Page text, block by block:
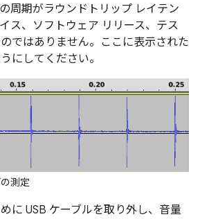
周期がラウンドトリップ レイテン
ス、ソフトウェア リリース、テス
ではありません。ここに表示された
にしてください。
測定
に USB ケーブルを取り外し、音量